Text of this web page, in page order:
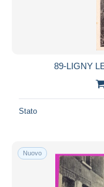
89-LIGNY
Stato
Nuovo